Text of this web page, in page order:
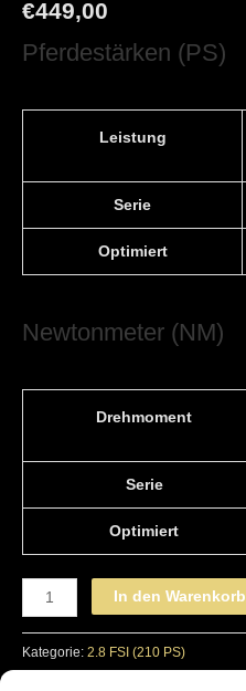
€449,00
Pferdestärken (PS)
Leistung
Serie
Optimiert
Newtonmeter (NM)
Drehmoment
Serie
Optimiert
AUDI
-
STAGE
1
In den Warenkorb
Kategorie: 2.8 FSI (210 PS)